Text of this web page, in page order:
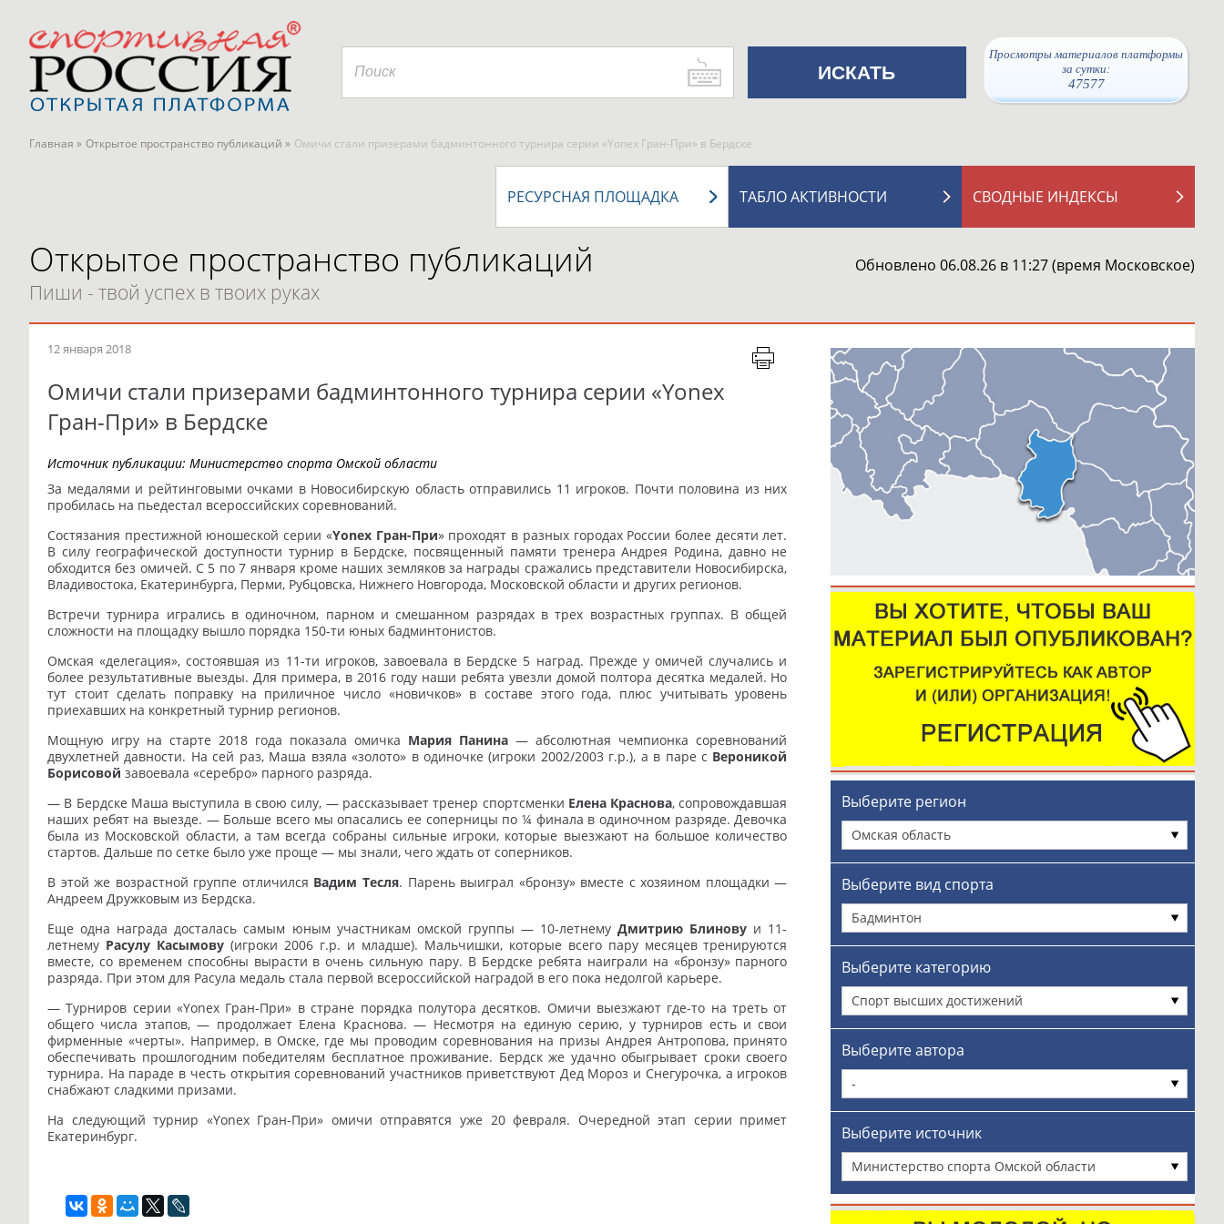
Просмотры материалов платформы
за сутки:
47577
Главная » Открытое пространство публикаций » Омичи стали призерами бадминтонного турнира серии «Yonex Гран-При» в Бердске
СВОДНЫЕ ИНДЕКСЫ
ТАБЛО АКТИВНОСТИ
РЕСУРСНАЯ ПЛОЩАДКА
Открытое пространство публикаций
Пиши - твой успех в твоих руках
Обновлено 06.08.26 в 11:27 (время Московское)
12 января 2018
Омичи стали призерами бадминтонного турнира серии «Yonex
Гран-При» в Бердске
Источник публикации: Министерство спорта Омской области
За медалями и рейтинговыми очками в Новосибирскую область отправились 11 игроков. Почти половина из них
пробилась на пьедестал всероссийских соревнований.
Состязания престижной юношеской серии «Yonex Гран-При» проходят в разных городах России более десяти лет.
В силу географической доступности турнир в Бердске, посвященный памяти тренера Андрея Родина, давно не
обходится без омичей. С 5 по 7 января кроме наших земляков за награды сражались представители Новосибирска,
Владивостока, Екатеринбурга, Перми, Рубцовска, Нижнего Новгорода, Московской области и других регионов.
Встречи турнира игрались в одиночном, парном и смешанном разрядах в трех возрастных группах. В общей
сложности на площадку вышло порядка 150-ти юных бадминтонистов.
Омская «делегация», состоявшая из 11-ти игроков, завоевала в Бердске 5 наград. Прежде у омичей случались и
более результативные выезды. Для примера, в 2016 году наши ребята увезли домой полтора десятка медалей. Но
тут стоит сделать поправку на приличное число «новичков» в составе этого года, плюс учитывать уровень
приехавших на конкретный турнир регионов.
Мощную игру на старте 2018 года показала омичка Мария Панина — абсолютная чемпионка соревнований
двухлетней давности. На сей раз, Маша взяла «золото» в одиночке (игроки 2002/2003 г.р.), а в паре с Вероникой
Борисовой завоевала «серебро» парного разряда.
— В Бердске Маша выступила в свою силу, — рассказывает тренер спортсменки Елена Краснова, сопровождавшая
наших ребят на выезде. — Больше всего мы опасались ее соперницы по ¼ финала в одиночном разряде. Девочка
была из Московской области, а там всегда собраны сильные игроки, которые выезжают на большое количество
стартов. Дальше по сетке было уже проще — мы знали, чего ждать от соперников.
В этой же возрастной группе отличился Вадим Тесля. Парень выиграл «бронзу» вместе с хозяином площадки —
Андреем Дружковым из Бердска.
Еще одна награда досталась самым юным участникам омской группы — 10-летнемуДмитрию Блинову и 11-
летнему Расулу Касымову(игроки 2006 г.р. и младше). Мальчишки, которые всего пару месяцев тренируются
вместе, со временем способны вырасти в очень сильную пару. В Бердске ребята наиграли на «бронзу» парного
разряда. При этом для Расула медаль стала первой всероссийской наградой в его пока недолгой карьере.
— Турниров серии «Yonex Гран-При» в стране порядка полутора десятков. Омичи выезжают где-то на треть от
общего числа этапов, — продолжает Елена Краснова. — Несмотря на единую серию, у турниров есть и свои
фирменные «черты». Например, в Омске, где мы проводим соревнования на призы Андрея Антропова, принято
обеспечивать прошлогодним победителям бесплатное проживание. Бердск же удачно обыгрывает сроки своего
турнира. На параде в честь открытия соревнований участников приветствуют Дед Мороз и Снегурочка, а игроков
снабжают сладкими призами.
На следующий турнир «Yonex Гран-При» омичи отправятся уже 20 февраля. Очередной этап серии примет
Екатеринбург.
Выберите регион
Омская область
Выберите вид спорта
Бадминтон
Выберите категорию
Спорт высших достижений
Выберите автора
-
Выберите источник
Министерство спорта Омской области